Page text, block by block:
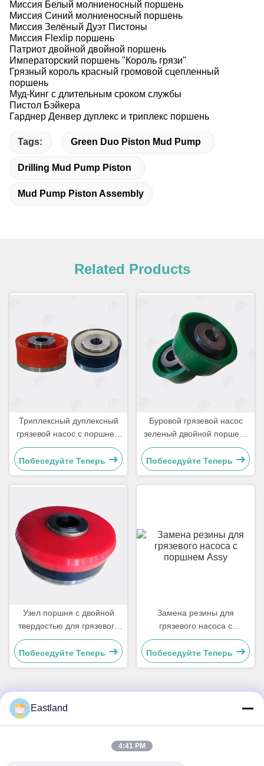
Миссия Белый молниеносный поршень
Миссия Синий молниеносный поршень
Миссия Зелёный Дуэт Пистоны
Миссия Flexlip поршень
Патриот двойной двойной поршень
Императорский поршень "Король грязи"
Грязный король красный громовой сцепленный
поршень
Муд-Кинг с длительным сроком службы
Пистол Бэйкера
Гарднер Денвер дуплекс и триплекс поршень
Tags: Green Duo Piston Mud Pump
Drilling Mud Pump Piston
Mud Pump Piston Assembly
Related Products
Триплексный дуплексный
грязевой насос с поршнем
Assy для бурения
нефтяных скважин
Побеседуйте Теперь
Буровой грязевой насос
зеленый двойной поршень
Assy
Побеседуйте Теперь
Узел поршня с двойной
твердостью для грязевого
насоса с бычьим носом
Побеседуйте Теперь
Замена резины для
грязевого насоса с
поршнем Assy
Побеседуйте Теперь
Быстрый контакт
Eastland
4:41 PM